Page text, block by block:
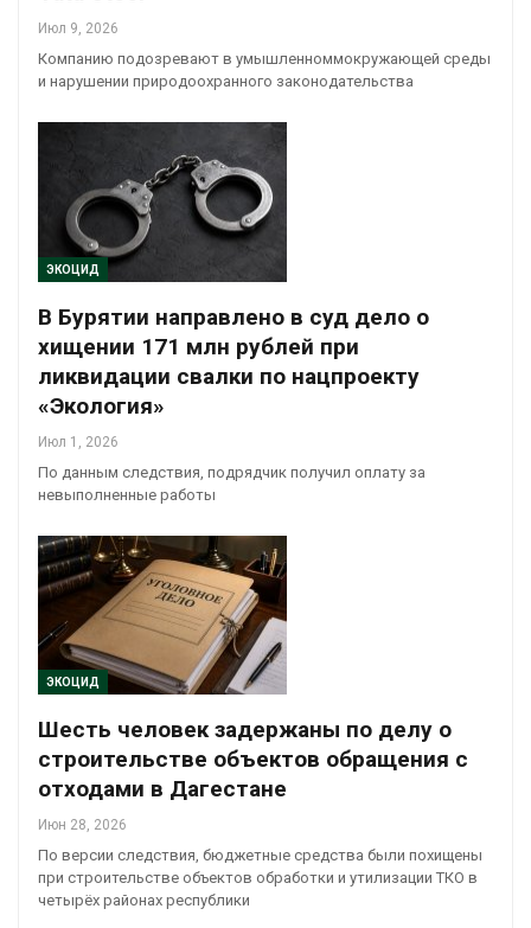
Июл 9, 2026
Компанию подозревают в умышленноммокружающей среды
и нарушении природоохранного законодательства
ЭКОЦИД
В Бурятии направлено в суд дело о
хищении 171 млн рублей при
ликвидации свалки по нацпроекту
«Экология»
Июл 1, 2026
По данным следствия, подрядчик получил оплату за
невыполненные работы
ЭКОЦИД
Шесть человек задержаны по делу о
строительстве объектов обращения с
отходами в Дагестане
Июн 28, 2026
По версии следствия, бюджетные средства были похищены
при строительстве объектов обработки и утилизации ТКО в
четырёх районах республики